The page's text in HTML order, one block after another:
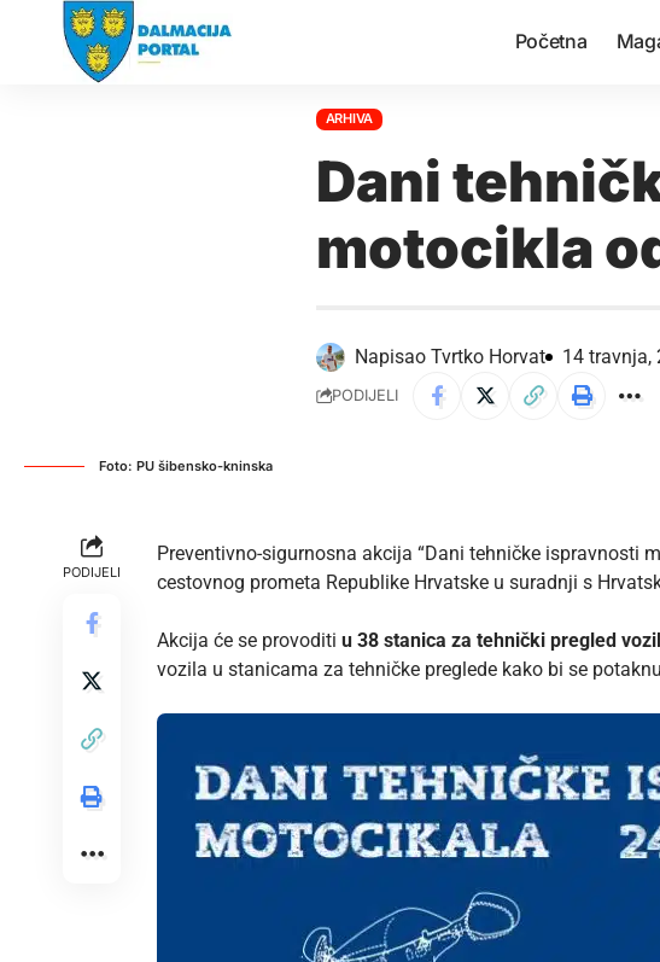
Početna
ARHIVA
Dani
motocikla
Napisao Tvrtko Horvat 14 travnja,
PODIJELI
Foto: PU šibensko-kninska
PODIJELI
Preventivno-sigurnosna akcija “Dani tehničke ispravnosti
cestovnog prometa Republike Hrvatske u suradnji s
Akcija će se provoditi u 38 stanica za tehnički pregled
vozila u stanicama za tehničke preglede kako bi se